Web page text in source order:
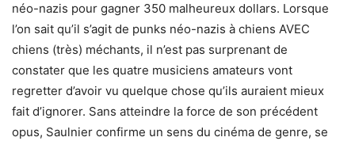
néo-nazis pour gagner 350 malheureux dollars. Lorsque
l’on sait qu’il s’agit de punks néo-nazis à chiens AVEC
chiens (très) méchants, il n’est pas surprenant de
constater que les quatre musiciens amateurs vont
regretter d’avoir vu quelque chose qu’ils auraient mieux
fait d’ignorer. Sans atteindre la force de son précédent
opus, Saulnier confirme un sens du cinéma de genre, se